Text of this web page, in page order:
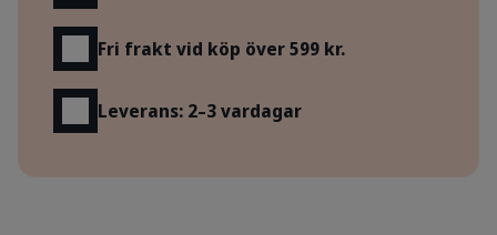
Fri frakt vid köp över 599 kr.
Leverans: 2–3 vardagar